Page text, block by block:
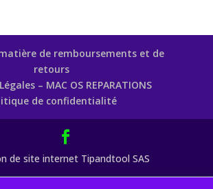
de remboursements et de
retours
– MAC OS REPARATIONS
de confidentialité
de site internet Tipandtool SAS